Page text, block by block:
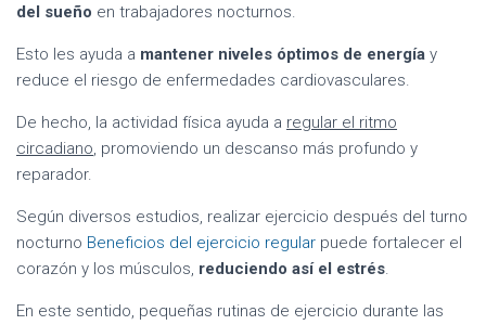
del sueño en trabajadores nocturnos.
Esto les ayuda a mantener niveles óptimos de energía y
reduce el riesgo de enfermedades cardiovasculares.
De hecho, la actividad física ayuda a regular el ritmo
circadiano, promoviendo un descanso más profundo y
reparador.
Según diversos estudios, realizar ejercicio después del turno
nocturno Beneficios del ejercicio regular puede fortalecer el
corazón y los músculos, reduciendo así el estrés.
En este sentido, pequeñas rutinas de ejercicio durante las